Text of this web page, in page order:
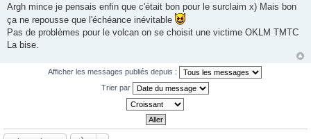
g
e
Argh mince je pensais enfin que c'était bon pour le surclaim x) Mais bon
ça ne repousse que l'échéance inévitable
Pas de problèmes pour le volcan on se choisit une victime OKLM TMTC
La bise.
Afficher les messages publiés depuis :
Trier par